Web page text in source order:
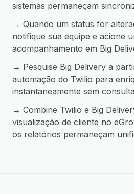
sistemas permaneçam
→ Quando um status for
notifique sua equipe e acione
acompanhamento em Big
→ Pesquise Big Delivery a
automação do Twilio para
instantaneamente sem
→ Combine Twilio e Big
visualização de cliente no
os relatórios permaneçam